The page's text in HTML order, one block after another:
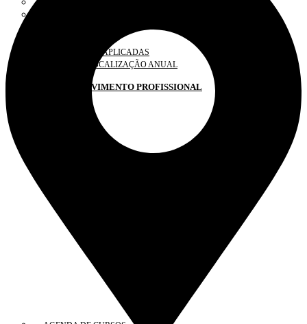
PENALIDADES APLICADAS
PLANO DE FISCALIZAÇÃO ANUAL
DESENVOLVIMENTO PROFISSIONAL